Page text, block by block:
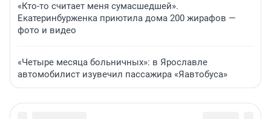
«Кто-то считает меня сумасшедшей».
Екатеринбурженка приютила дома 200 жирафов —
фото и видео
«Четыре месяца больничных»: в Ярославле
автомобилист изувечил пассажира «Яавтобуса»